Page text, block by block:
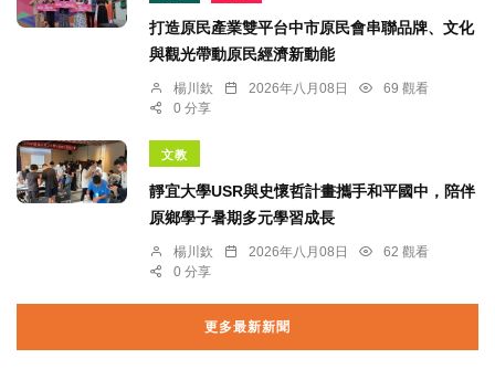
打造原民產業雙平台中市原民會串聯品牌、文化
與觀光帶動原民經濟新動能
楊川欽 2026年八月08日
69 觀看
0 分享
文教
靜宜大學USR與史懷哲計畫攜手和平國中，陪伴
原鄉學子暑期多元學習成長
楊川欽 2026年八月08日
62 觀看
0 分享
更多最新新聞